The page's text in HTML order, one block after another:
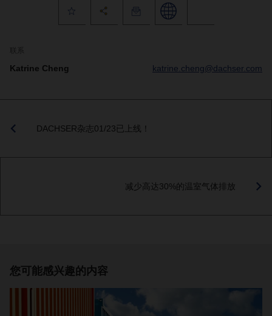
Katrine Cheng katrine.cheng@dachser.com
DACHSER杂志01/23已上线！
减少高达30%的温室气体排放
您可能感兴趣的内容